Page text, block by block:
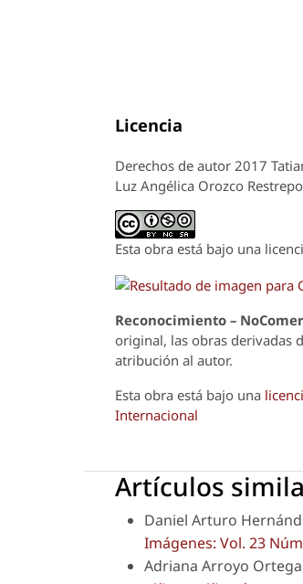
Licencia
Derechos de autor 2017
Luz Angélica Orozco Restrepo
Esta obra está bajo una
Reconocimiento –
original, las obras derivadas
atribución al autor.
Esta obra está bajo una
Internacional
Artículos
Daniel Arturo
Imágenes: Vol. 23
Adriana Arroyo